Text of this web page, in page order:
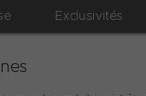
Exclusivités